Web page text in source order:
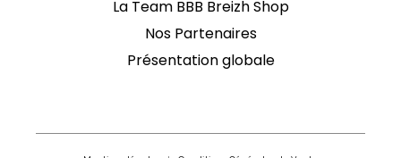
La Team BBB Breizh Shop
Nos Partenaires
Présentation globale